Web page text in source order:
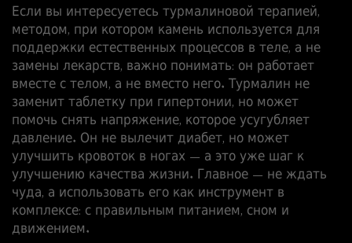
Если вы интересуетесь турмалиновой терапией,
методом, при котором камень используется для
поддержки естественных процессов в теле, а не
замены лекарств, важно понимать: он работает
вместе с телом, а не вместо него. Турмалин не
заменит таблетку при гипертонии, но может
помочь снять напряжение, которое усугубляет
давление. Он не вылечит диабет, но может
улучшить кровоток в ногах — а это уже шаг к
улучшению качества жизни. Главное — не ждать
чуда, а использовать его как инструмент в
комплексе: с правильным питанием, сном и
движением.